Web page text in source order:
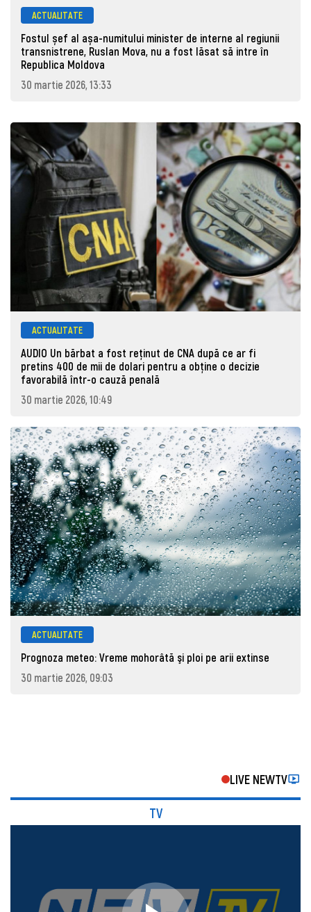
ACTUALITATE
Fostul șef al așa-numitului minister de interne al regiunii
transnistrene, Ruslan Mova, nu a fost lăsat să intre în
Republica Moldova
30 martie 2026, 13:33
ACTUALITATE
AUDIO Un bărbat a fost reținut de CNA după ce ar fi
pretins 400 de mii de dolari pentru a obține o decizie
favorabilă într-o cauză penală
30 martie 2026, 10:49
ACTUALITATE
Prognoza meteo: Vreme mohorâtă şi ploi pe arii extinse
30 martie 2026, 09:03
LIVE NEWTV
TV